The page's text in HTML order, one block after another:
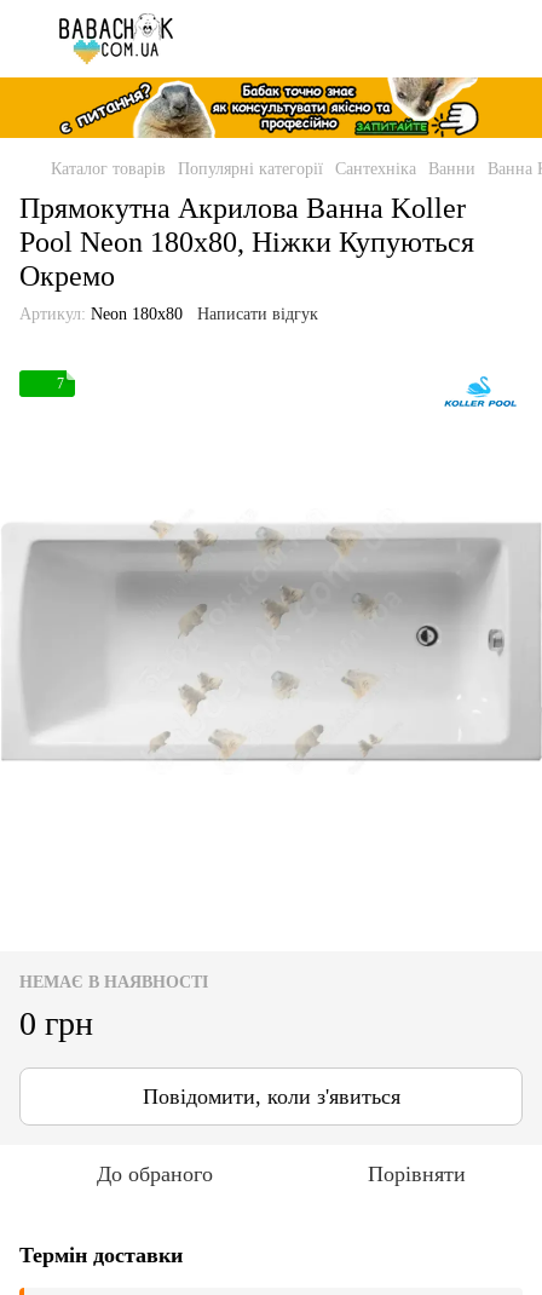
Каталог товарів Популярні категорії Сантехніка Ванни Ванна
Прямокутна Акрилова Ванна Koller
Pool Neon 180x80, Ніжки Купуються
Окремо
Артикул: Neon 180x80 Написати відгук
7
НЕМАЄ В НАЯВНОСТІ
0 грн
Повідомити, коли з'явиться
До обраного Порівняти
Термін доставки